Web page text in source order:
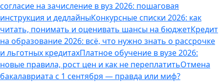
согласие на зачисление в вуз 2026: пошаговая
инструкция и дедлайныКонкурсные списки 2026: как
читать, понимать и оценивать шансы на бюджетКредит
на образование 2026: всё, что нужно знать о рассрочке
и льготных кредитахПлатное обучение в вузе 2026:
новые правила, рост цен и как не переплатитьОтмена
бакалавриата с 1 сентября — правда или миф?